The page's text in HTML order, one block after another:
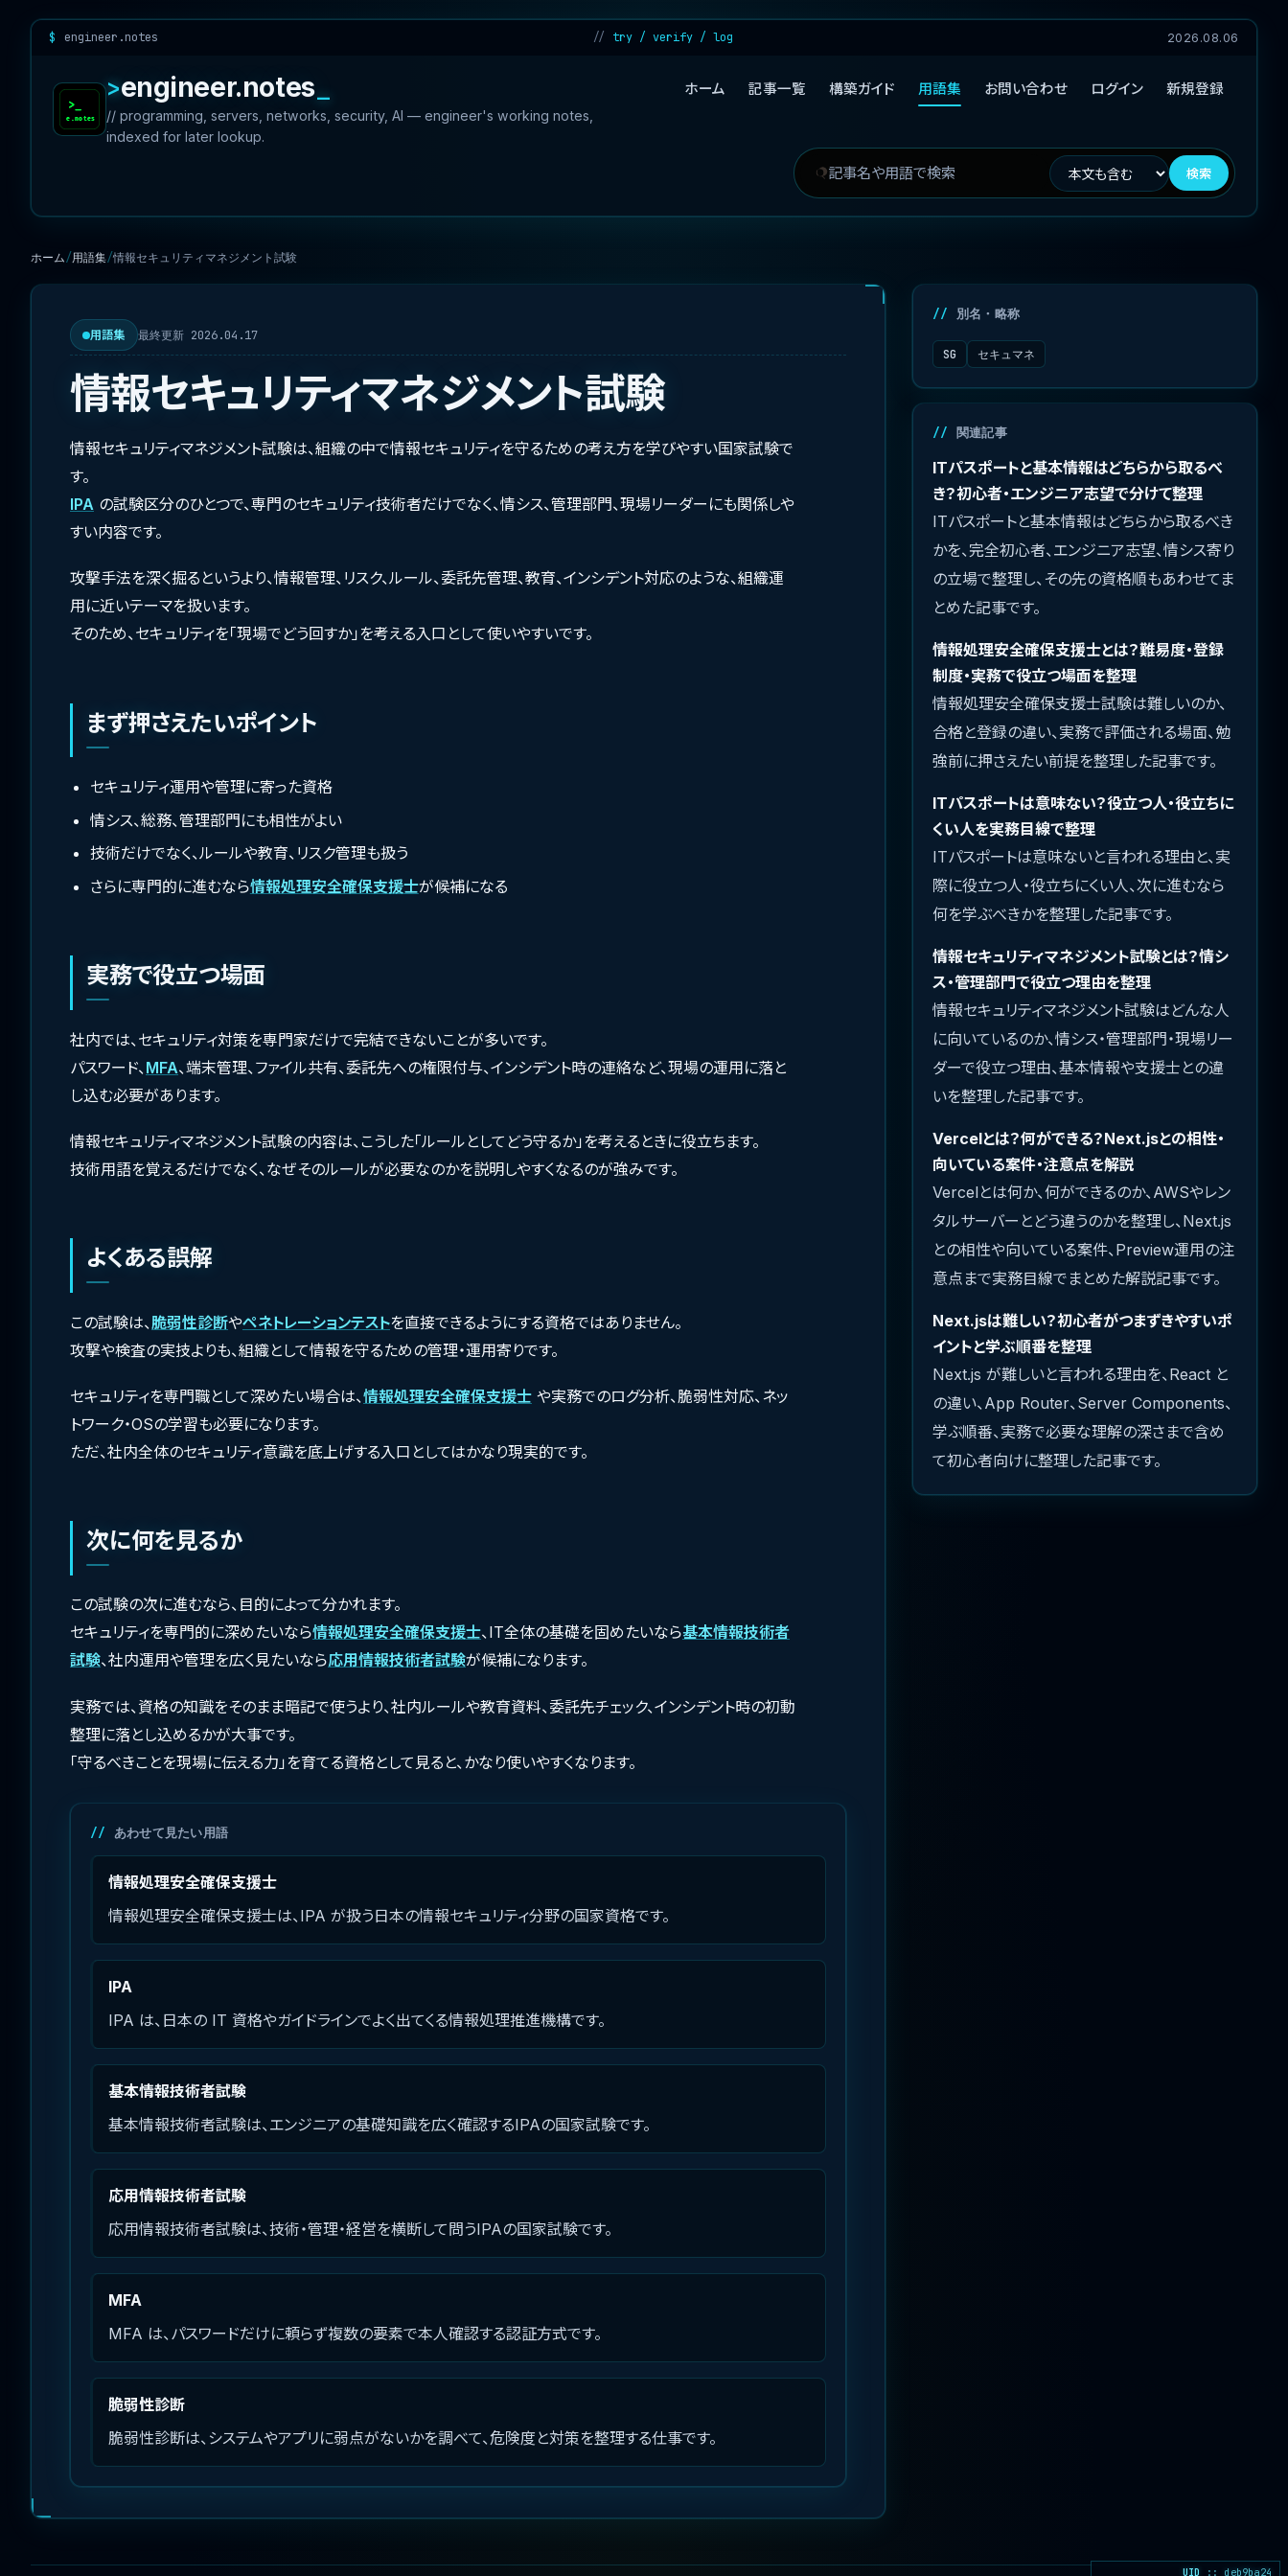
UID :: deb9ba24
engineer.notes try / verify / log 2026.08.06
engineer.notes
// programming, servers, networks, security, AI — engineer's working notes,
indexed for later lookup.
ホーム 記事一覧 構築ガイド 用語集 お問い合わせ ログイン 新規登録
記
索
検
検索
ホーム 用語集 情報セキュリティマネジメント試験
用語集 最終更新 2026.04.17
情報セキュリティマネジメント試験
情報セキュリティマネジメント試験は、組織の中で情報セキュリティを守るための考え方を学びやすい国家試験で
す。
IPA の試験区分のひとつで、専門のセキュリティ技術者だけでなく、情シス、管理部門、現場リーダーにも関係しや
すい内容です。
攻撃手法を深く掘るというより、情報管理、リスク、ルール、委託先管理、教育、インシデント対応のような、組織運
用に近いテーマを扱います。
そのため、セキュリティを「現場でどう回すか」を考える入口として使いやすいです。
まず押さえたいポイント
セキュリティ運用や管理に寄った資格
情シス、総務、管理部門にも相性がよい
技術だけでなく、ルールや教育、リスク管理も扱う
さらに専門的に進むなら情報処理安全確保支援士が候補になる
実務で役立つ場面
社内では、セキュリティ対策を専門家だけで完結できないことが多いです。
パスワード、 MFA、端末管理、ファイル共有、委託先への権限付与、インシデント時の連絡など、現場の運用に落と
し込む必要があります。
情報セキュリティマネジメント試験の内容は、こうした「ルールとしてどう守るか」を考えるときに役立ちます。
技術用語を覚えるだけでなく、なぜそのルールが必要なのかを説明しやすくなるのが強みです。
よくある誤解
この試験は、脆弱性診断やペネトレーションテストを直接できるようにする資格ではありません。
攻撃や検査の実技よりも、組織として情報を守るための管理・運用寄りです。
セキュリティを専門職として深めたい場合は、情報処理安全確保支援士 や実務でのログ分析、脆弱性対応、ネッ
トワーク・OSの学習も必要になります。
ただ、社内全体のセキュリティ意識を底上げする入口としてはかなり現実的です。
次に何を見るか
この試験の次に進むなら、目的によって分かれます。
セキュリティを専門的に深めたいなら情報処理安全確保支援士、IT全体の基礎を固めたいなら基本情報技術者
試験、社内運用や管理を広く見たいなら応用情報技術者試験が候補になります。
実務では、資格の知識をそのまま暗記で使うより、社内ルールや教育資料、委託先チェック、インシデント時の初動
整理に落とし込めるかが大事です。
「守るべきことを現場に伝える力」を育てる資格として見ると、かなり使いやすくなります。
あわせて見たい用語
情報処理安全確保支援士
情報処理安全確保支援士は、IPA が扱う日本の情報セキュリティ分野の国家資格です。
IPA
IPA は、日本の IT 資格やガイドラインでよく出てくる情報処理推進機構です。
基本情報技術者試験
基本情報技術者試験は、エンジニアの基礎知識を広く確認するIPAの国家試験です。
応用情報技術者試験
応用情報技術者試験は、技術・管理・経営を横断して問うIPAの国家試験です。
MFA
MFA は、パスワードだけに頼らず複数の要素で本人確認する認証方式です。
脆弱性診断
脆弱性診断は、システムやアプリに弱点がないかを調べて、危険度と対策を整理する仕事です。
別名・略称
SG セキュマネ
関連記事
ITパスポートと基本情報はどちらから取るべ
き？初心者・エンジニア志望で分けて整理
ITパスポートと基本情報はどちらから取るべき
かを、完全初心者、エンジニア志望、情シス寄り
の立場で整理し、その先の資格順もあわせてま
とめた記事です。
情報処理安全確保支援士とは？難易度・登録
制度・実務で役立つ場面を整理
情報処理安全確保支援士試験は難しいのか、
合格と登録の違い、実務で評価される場面、勉
強前に押さえたい前提を整理した記事です。
ITパスポートは意味ない？役立つ人・役立ちに
くい人を実務目線で整理
ITパスポートは意味ないと言われる理由と、実
際に役立つ人・役立ちにくい人、次に進むなら
何を学ぶべきかを整理した記事です。
情報セキュリティマネジメント試験とは？情シ
ス・管理部門で役立つ理由を整理
情報セキュリティマネジメント試験はどんな人
に向いているのか、情シス・管理部門・現場リー
ダーで役立つ理由、基本情報や支援士との違
いを整理した記事です。
Vercelとは？何ができる？Next.jsとの相性・
向いている案件・注意点を解説
Vercelとは何か、何ができるのか、AWSやレン
タルサーバーとどう違うのかを整理し、Next.js
との相性や向いている案件、Preview運用の注
意点まで実務目線でまとめた解説記事です。
Next.jsは難しい？初心者がつまずきやすいポ
イントと学ぶ順番を整理
Next.js が難しいと言われる理由を、React と
の違い、App Router、Server Components、
学ぶ順番、実務で必要な理解の深さまで含め
て初心者向けに整理した記事です。